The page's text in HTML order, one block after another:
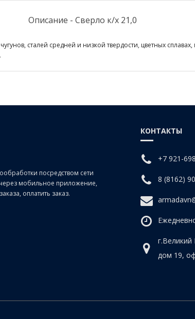
Описание - Сверло к/х 21,0
сталей средней и низкой твердости, цветных
посредством сети
мобильное приложение,
оплатить заказ.
КОНТАКТЫ
+7 921-
8 (8162)
дом 19,